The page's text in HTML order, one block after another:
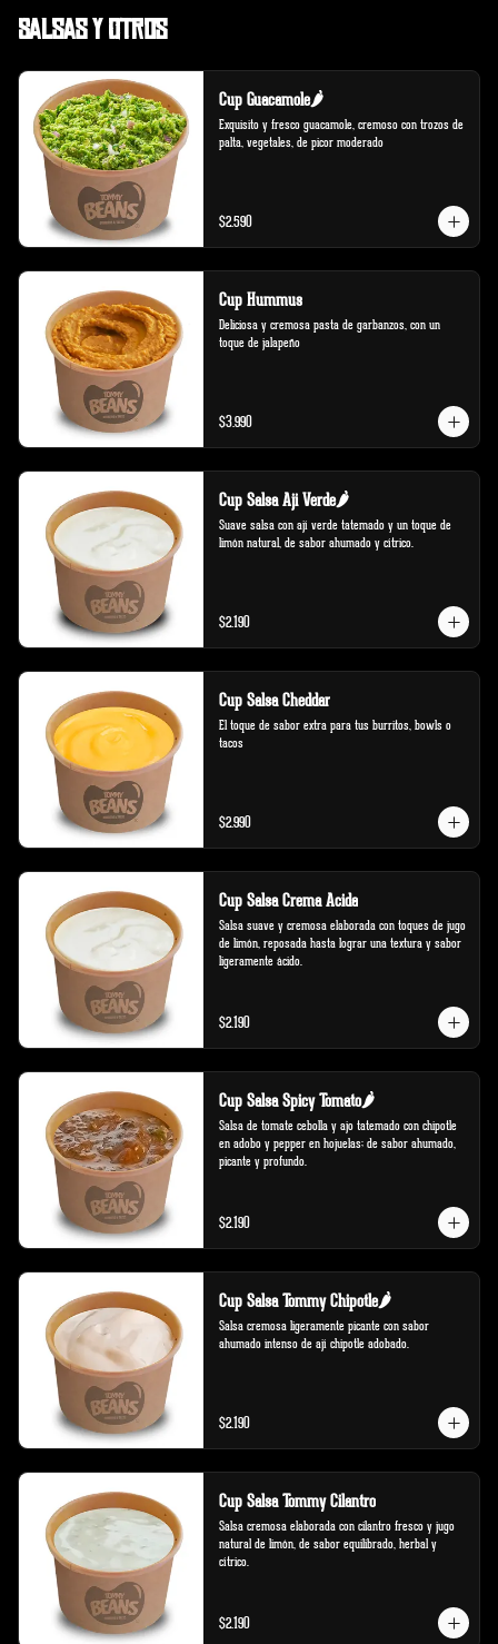
Salsas y Otros
Cup Guacamole🌶️
Exquisito y fresco guacamole, cremoso con trozos de
palta, vegetales, de picor moderado
$2.590
Cup Hummus
Deliciosa y cremosa pasta de garbanzos, con un
toque de jalapeño
$3.990
Cup Salsa Aji Verde🌶️
Suave salsa con ají verde tatemado y un toque de
limón natural, de sabor ahumado y cítrico.
$2.190
Cup Salsa Cheddar
El toque de sabor extra para tus burritos, bowls o
tacos
$2.990
Cup Salsa Crema Acida
Salsa suave y cremosa elaborada con toques de jugo
de limón, reposada hasta lograr una textura y sabor
ligeramente ácido.
$2.190
Cup Salsa Spicy Tomato🌶️
Salsa de tomate cebolla y ajo tatemado con chipotle
en adobo y pepper en hojuelas; de sabor ahumado,
picante y profundo.
$2.190
Cup Salsa Tommy Chipotle🌶️
Salsa cremosa ligeramente picante con sabor
ahumado intenso de ají chipotle adobado.
$2.190
Cup Salsa Tommy Cilantro
Salsa cremosa elaborada con cilantro fresco y jugo
natural de limón, de sabor equilibrado, herbal y
cítrico.
$2.190